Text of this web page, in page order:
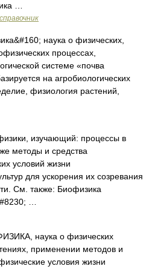
…
наука о физических,
процессах,
системе «почва
на агробиологических
физиология растений,
изучающий: процессы в
методы и средства
условий жизни
для ускорения их созревания
См. также: Биофизика
…
наука о физических
применении методов и
условия жизни